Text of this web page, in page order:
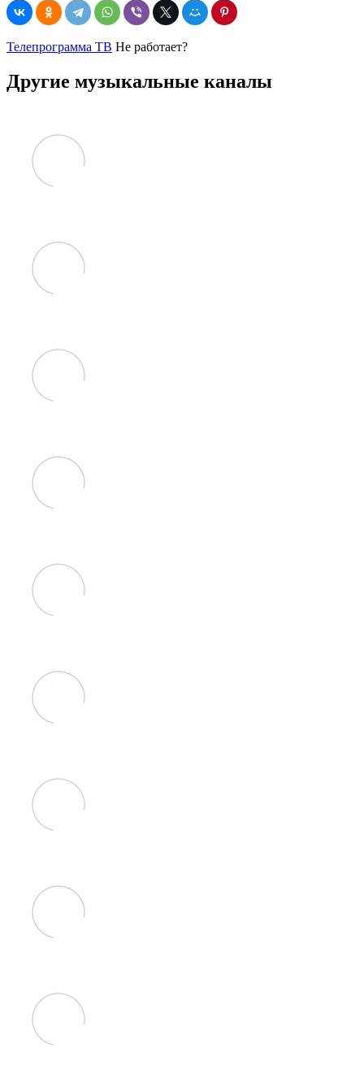
Телепрограмма ТВ Не работает?
Другие музыкальные каналы